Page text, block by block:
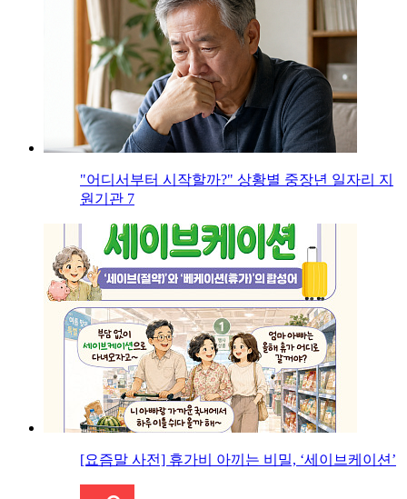
"어디서부터 시작할까?" 상황별 중장년 일자리 지
원기관 7
[요즘말 사전] 휴가비 아끼는 비밀, ‘세이브케이션’